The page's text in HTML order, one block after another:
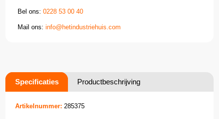
Bel ons:0228 53 00 40
Mail ons:info@hetindustriehuis.com
Specificaties Productbeschrijving
Artikelnummer: 285375